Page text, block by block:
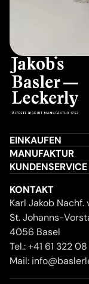
EINKAUFEN
MANUFAKTUR
KUNDENSERVICE
KONTAKT
Karl Jakob Nachf.
St. Johanns-
4056 Basel
Tel.:+41 61 322 08
Mail: